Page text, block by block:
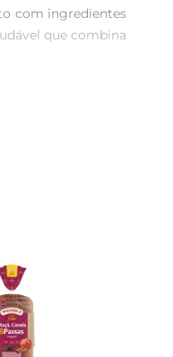
com ingredientes
que combina
Cada fatia é uma